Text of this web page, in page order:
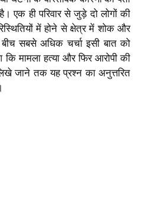
एक ही परिवार से जुड़े दो लोगों की
में होने से क्षेत्र में शोक और
सबसे अधिक चर्चा इसी बात को
मामला हत्या और फिर आरोपी की
जाने तक यह प्रश्न का अनुत्तरित